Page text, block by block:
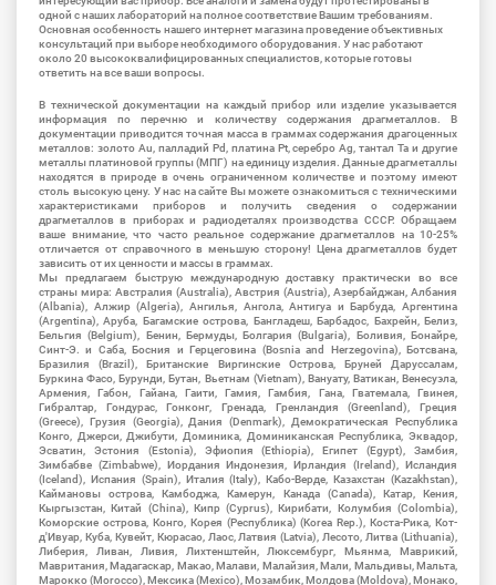
одной с наших лабораторий на полное соответствие Вашим требованиям.
Основная особенность нашего интернет магазина проведение объективных
консультаций при выборе необходимого оборудования. У нас работают
около 20 высококвалифицированных специалистов, которые готовы
ответить на все ваши вопросы.
В технической документации на каждый прибор или изделие указывается
информация по перечню и количеству содержания драгметаллов. В
документации приводится точная масса в граммах содержания драгоценных
металлов: золото Au, палладий Pd, платина Pt, серебро Ag, тантал Ta и другие
металлы платиновой группы (МПГ) на единицу изделия. Данные драгметаллы
находятся в природе в очень ограниченном количестве и поэтому имеют
столь высокую цену. У нас на сайте Вы можете ознакомиться с техническими
характеристиками приборов и получить сведения о содержании
драгметаллов в приборах и радиодеталях производства СССР. Обращаем
ваше внимание, что часто реальное содержание драгметаллов на 10-25%
отличается от справочного в меньшую сторону! Цена драгметаллов будет
зависить от их ценности и массы в граммах.
Мы предлагаем быструю международную доставку практически во все
страны мира: Австралия (Australia), Австрия (Austria), Азербайджан, Албания
(Albania), Алжир (Algeria), Ангилья, Ангола, Антигуа и Барбуда, Аргентина
(Argentina), Аруба, Багамские острова, Бангладеш, Барбадос, Бахрейн, Белиз,
Бельгия (Belgium), Бенин, Бермуды, Болгария (Bulgaria), Боливия, Бонайре,
Синт-Э. и Саба, Босния и Герцеговина (Bosnia and Herzegovina), Ботсвана,
Бразилия (Brazil), Британские Виргинские Острова, Бруней Даруссалам,
Буркина Фасо, Бурунди, Бутан, Вьетнам (Vietnam), Вануату, Ватикан, Венесуэла,
Армения, Габон, Гайана, Гаити, Гамия, Гамбия, Гана, Гватемала, Гвинея,
Гибралтар, Гондурас, Гонконг, Гренада, Гренландия (Greenland), Греция
(Greece), Грузия (Georgia), Дания (Denmark), Демократическая Республика
Конго, Джерси, Джибути, Доминика, Доминиканская Республика, Эквадор,
Эсватин, Эстония (Estonia), Эфиопия (Ethiopia), Египет (Egypt), Замбия,
Зимбабве (Zimbabwe), Иордания Индонезия, Ирландия (Ireland), Исландия
(Iceland), Испания (Spain), Италия (Italy), Кабо-Верде, Казахстан (Kazakhstan),
Каймановы острова, Камбоджа, Камерун, Канада (Canada), Катар, Кения,
Кыргызстан, Китай (China), Кипр (Cyprus), Кирибати, Колумбия (Colombia),
Коморские острова, Конго, Корея (Республика) (Korea Rep.), Коста-Рика, Кот-
д'Ивуар, Куба, Кувейт, Кюрасао, Лаос, Латвия (Latvia), Лесото, Литва (Lithuania),
Либерия, Ливан, Ливия, Лихтенштейн, Люксембург, Мьянма, Маврикий,
Мавритания, Мадагаскар, Макао, Малави, Малайзия, Мали, Мальдивы, Мальта,
Марокко (Morocco), Мексика (Mexico), Мозамбик, Молдова (Moldova), Монако,